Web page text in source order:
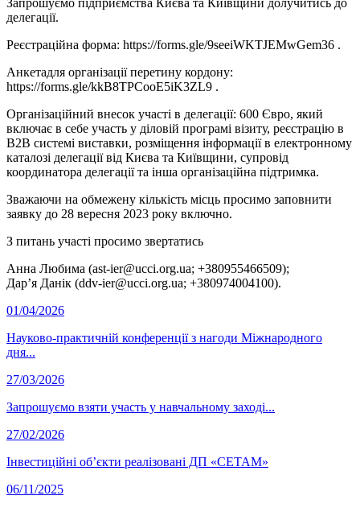
делегації.
Реєстраційна форма: https://forms.gle/9seeiWKTJEMwGem36 .
Анкетадля організації перетину кордону:
https://forms.gle/kkB8TPCooE5iK3ZL9 .
Організаційний внесок участі в делегації: 600 Євро, який
включає в себе участь у діловій програмі візиту, реєстрацію в
В2В системі виставки, розміщення інформації в електронному
каталозі делегації від Києва та Київщини, супровід
координатора делегації та інша організаційна підтримка.
Зважаючи на обмежену кількість місць просимо заповнити
заявку до 28 вересня 2023 року включно.
З питань участі просимо звертатись
Анна Любима (ast-ier@ucci.org.ua; +380955466509);
Дар’я Данік (ddv-ier@ucci.org.ua; +380974004100).
01/04/2026
Науково-практичній конференції з нагоди Міжнародного
дня...
27/03/2026
Запрошуємо взяти участь у навчальному заході...
27/02/2026
Інвестиційні об’єкти реалізовані ДП «СЕТАМ»
06/11/2025